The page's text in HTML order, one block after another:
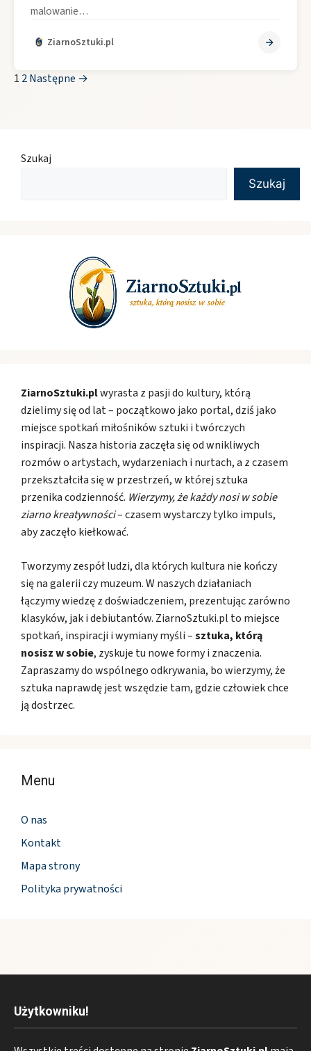
malowanie…
ZiarnoSztuki.pl
1 2Następne →
Szukaj
Szukaj
ZiarnoSztuki.plwyrasta z pasji do kultury, którą
dzielimy się od lat – początkowo jako portal, dziś jako
miejsce spotkań miłośników sztuki i twórczych
inspiracji. Nasza historia zaczęła się od wnikliwych
rozmów o artystach, wydarzeniach i nurtach, a z czasem
przekształciła się w przestrzeń, w której sztuka
przenika codzienność. Wierzymy, że każdy nosi w sobie
ziarno kreatywności– czasem wystarczy tylko impuls,
aby zaczęło kiełkować.
Tworzymy zespół ludzi, dla których kultura nie kończy
się na galerii czy muzeum. W naszych działaniach
łączymy wiedzę z doświadczeniem, prezentując zarówno
klasyków, jak i debiutantów. ZiarnoSztuki.pl to miejsce
spotkań, inspiracji i wymiany myśli –sztuka, którą
nosisz w sobie, zyskuje tu nowe formy i znaczenia.
Zapraszamy do wspólnego odkrywania, bo wierzymy, że
sztuka naprawdę jest wszędzie tam, gdzie człowiek chce
ją dostrzec.
Menu
O nas
Kontakt
Mapa strony
Polityka prywatności
Użytkowniku!